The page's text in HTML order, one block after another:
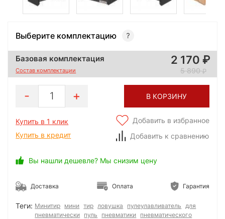
Выберите комплектацию
Базовая комплектация
Состав комплектации
2 170
5 890
1 В КОРЗИНУ
Купить в 1 клик
Купить в кредит
Добавить в избранное
Добавить к сравнению
Вы нашли дешевле? Мы снизим цену
Доставка Оплата Гарантия
Теги: Минитир мини тир ловушка пулеулавливатель
для
пневматически пуль пневматики пневматического